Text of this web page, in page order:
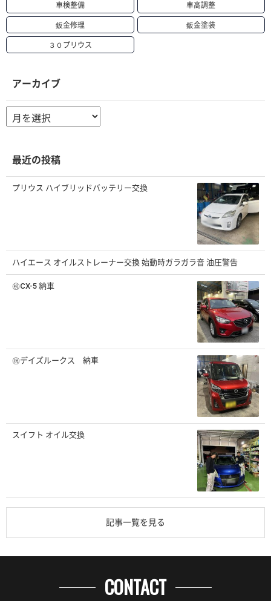
車検整備 車高調整
鈑金修理 鈑金塗装
３０プリウス
アーカイブ
ー
ブ
最近の投稿
プリウス ハイブリッドバッテリー交換
ハイエース オイルストレーナー交換 始動時ガラガラ音 油圧警告
㊗️CX-5 納車
㊗️デイズルークス 納車
スイフト オイル交換
記事一覧を見る
CONTACT